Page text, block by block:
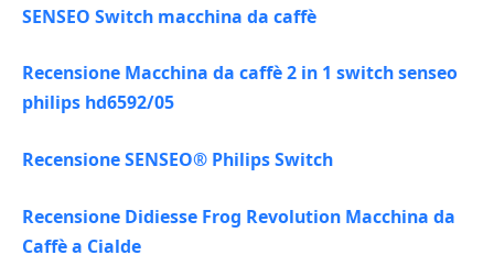
SENSEO Switch macchina da caffè
Recensione Macchina da caffè 2 in 1 switch senseo
philips hd6592/05
Recensione SENSEO® Philips Switch
Recensione Didiesse Frog Revolution Macchina da
Caffè a Cialde